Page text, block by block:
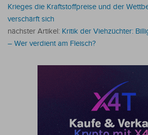
Krieges die Kraftstoffpreise und der
verschärft sich
nächster Artikel: Kritik der Viehzüchter:
– Wer verdient am Fleisch?